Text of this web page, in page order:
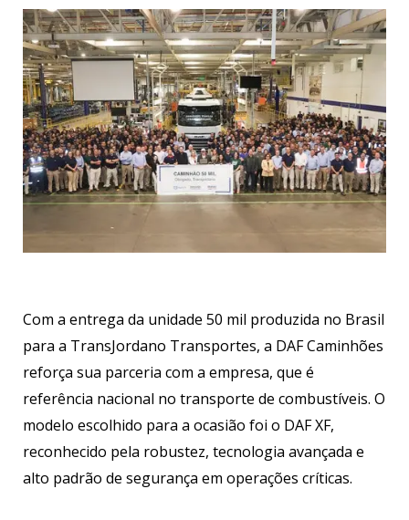
Com a entrega da unidade 50 mil produzida no Brasil
para a TransJordano Transportes, a DAF Caminhões
reforça sua parceria com a empresa, que é
referência nacional no transporte de combustíveis. O
modelo escolhido para a ocasião foi o DAF XF,
reconhecido pela robustez, tecnologia avançada e
alto padrão de segurança em operações críticas.